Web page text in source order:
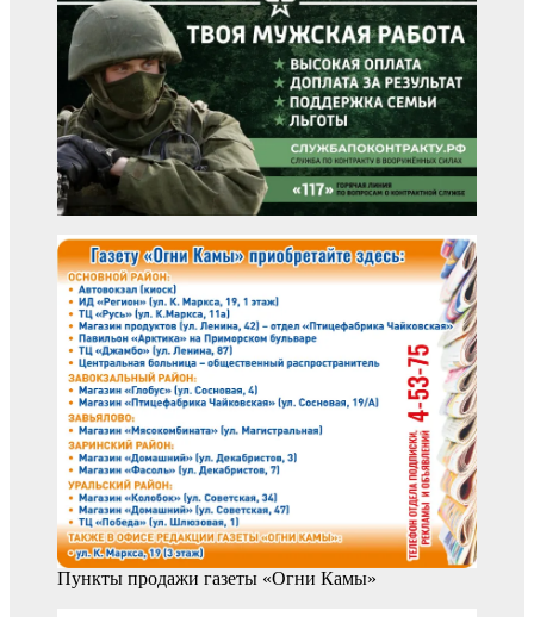
Пункты продажи газеты «Огни Камы»